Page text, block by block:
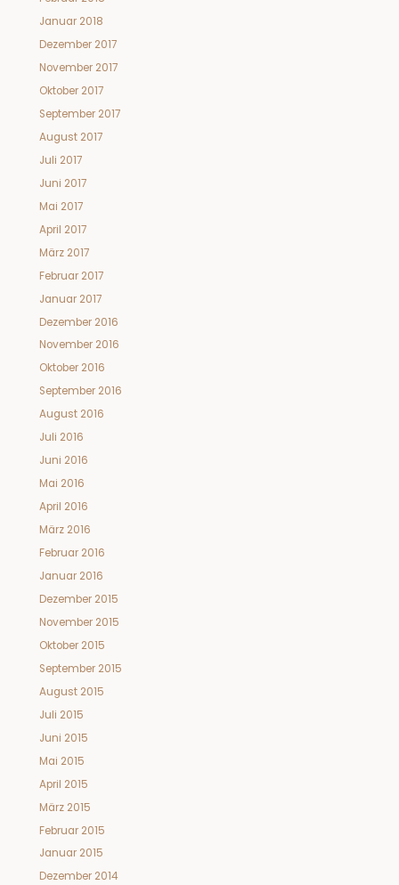
Januar 2018
Dezember 2017
November 2017
Oktober 2017
September 2017
August 2017
Juli 2017
Juni 2017
Mai 2017
April 2017
März 2017
Februar 2017
Januar 2017
Dezember 2016
November 2016
Oktober 2016
September 2016
August 2016
Juli 2016
Juni 2016
Mai 2016
April 2016
März 2016
Februar 2016
Januar 2016
Dezember 2015
November 2015
Oktober 2015
September 2015
August 2015
Juli 2015
Juni 2015
Mai 2015
April 2015
März 2015
Februar 2015
Januar 2015
Dezember 2014